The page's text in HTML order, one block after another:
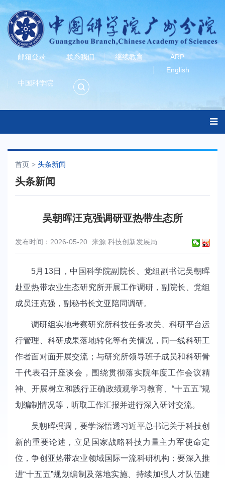
邮箱登录 联系我们 继续教育
ARP
English
中国科学院
首页 头条新闻
头条新闻
吴朝晖汪克强调研亚热带生态所
发布时间：2026-05-20 来源:科技创新发展局
5月13日，中国科学院副院长、党组副书记吴朝晖
赴亚热带农业生态研究所开展工作调研，副院长、党组
成员汪克强，副秘书长文亚陪同调研。
调研组实地考察研究所科技任务攻关、科研平台运
行管理、科研成果落地转化等有关情况，同一线科研工
作者面对面开展交流；与研究所领导班子成员和科研骨
干代表召开座谈会，围绕贯彻落实院年度工作会议精
神、开展树立和践行正确政绩观学习教育、“十五五”规
划编制情况等，听取工作汇报并进行深入研讨交流。
吴朝晖强调，要学深悟透习近平总书记关于科技创
新的重要论述，立足国家战略科技力量主力军使命定
位，争创亚热带农业领域国际一流科研机构；要深入推
进“十五五”规划编制及落地实施、持续加强人才队伍建